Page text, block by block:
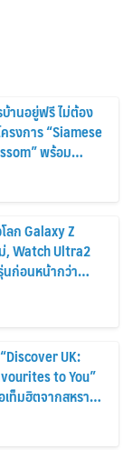
บ้านอยู่ฟรี ไม่ต้อง
รงการ “Siamese
พร้อม
31 สิงหาคม
ลก Galaxy Z
, Watch Ultra2
นก่อนหน้ากว่า
UK:
to You”
ท็มฮิตจากสหราช
ตั้งแต่วันนี้ – 18